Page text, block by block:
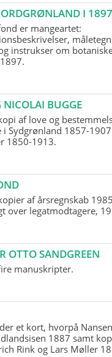
I
er mangeartet:
instrukser om
NICOLAI BUGGE
af love og
Sydgrønland 1857-
1850-1913.
af årsregnskab
over legatmodtagere,
OTTO SANDGREEN
manuskripter.
et kort, hvorpå
1887 samt
Rink og Lars Møller